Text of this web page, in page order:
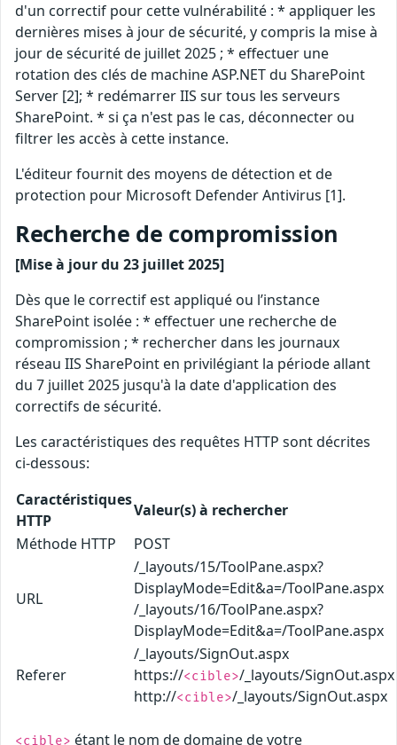
d'un correctif pour cette vulnérabilité : * appliquer les
dernières mises à jour de sécurité, y compris la mise à
jour de sécurité de juillet 2025 ; * effectuer une
rotation des clés de machine ASP.NET du SharePoint
Server [2]; * redémarrer IIS sur tous les serveurs
SharePoint. * si ça n'est pas le cas, déconnecter ou
filtrer les accès à cette instance.
L'éditeur fournit des moyens de détection et de
protection pour Microsoft Defender Antivirus [1].
Recherche de compromission
[Mise à jour du 23 juillet 2025]
Dès que le correctif est appliqué ou l’instance
SharePoint isolée : * effectuer une recherche de
compromission ; * rechercher dans les journaux
réseau IIS SharePoint en privilégiant la période allant
du 7 juillet 2025 jusqu'à la date d'application des
correctifs de sécurité.
Les caractéristiques des requêtes HTTP sont décrites
ci-dessous:
Caractéristiques
HTTP
Valeur(s) à rechercher
Méthode HTTP
POST
URL
/_layouts/15/ToolPane.aspx?
DisplayMode=Edit&a=/ToolPane.aspx
/_layouts/16/ToolPane.aspx?
DisplayMode=Edit&a=/ToolPane.aspx
Referer
/_layouts/SignOut.aspx
https://<cible>/_layouts/SignOut.aspx
http://<cible>/_layouts/SignOut.aspx
<cible> étant le nom de domaine de votre